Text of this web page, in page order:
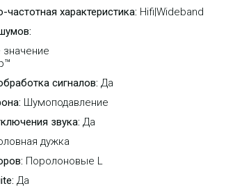
характеристика: Hifi|Wideband
сигналов: Да
Шумоподавление
звука: Да
дужка
Поролоновые L
Да